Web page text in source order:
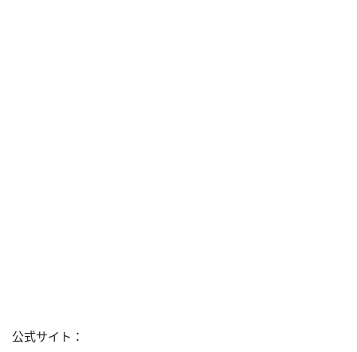
公式サイト：